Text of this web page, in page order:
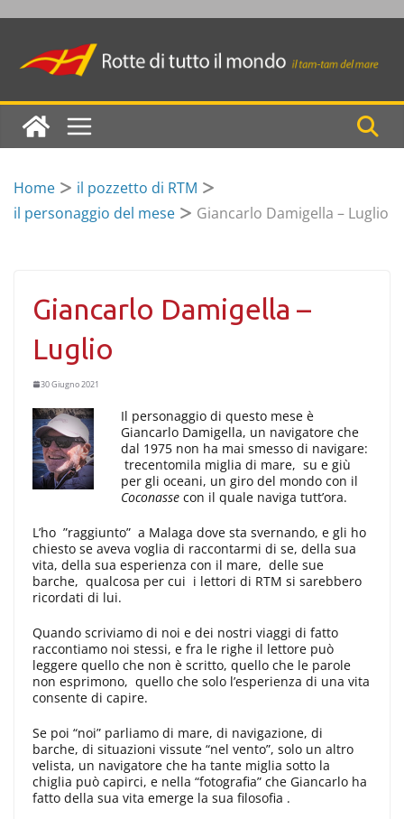
to
Home
il pozzetto di RTM
il personaggio del mese
Giancarlo Damigella – Luglio
Giancarlo Damigella –
Luglio
30 Giugno 2021
Il personaggio di questo mese è
Giancarlo Damigella, un navigatore che
dal 1975 non ha mai smesso di navigare:
trecentomila miglia di mare, su e giù
per gli oceani, un giro del mondo con il
Coconasse con il quale naviga tutt’ora.
L’ho ”raggiunto” a Malaga dove sta svernando, e gli ho
chiesto se aveva voglia di raccontarmi di se, della sua
vita, della sua esperienza con il mare, delle sue
barche, qualcosa per cui i lettori di RTM si sarebbero
ricordati di lui.
Quando scriviamo di noi e dei nostri viaggi di fatto
raccontiamo noi stessi, e fra le righe il lettore può
leggere quello che non è scritto, quello che le parole
non esprimono, quello che solo l’esperienza di una vita
consente di capire.
Se poi “noi” parliamo di mare, di navigazione, di
barche, di situazioni vissute “nel vento”, solo un altro
velista, un navigatore che ha tante miglia sotto la
chiglia può capirci, e nella “fotografia” che Giancarlo ha
fatto della sua vita emerge la sua filosofia .